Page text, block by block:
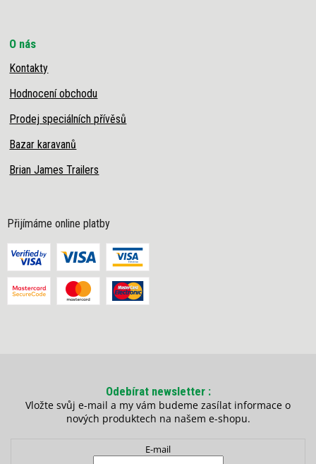
O nás
Kontakty
Hodnocení obchodu
Prodej speciálních přívěsů
Bazar karavanů
Brian James Trailers
Přijímáme online platby
Odebírat newsletter
Vložte svůj e-mail a my vám budeme zasílat informace o
nových produktech na našem e-shopu.
E-mail